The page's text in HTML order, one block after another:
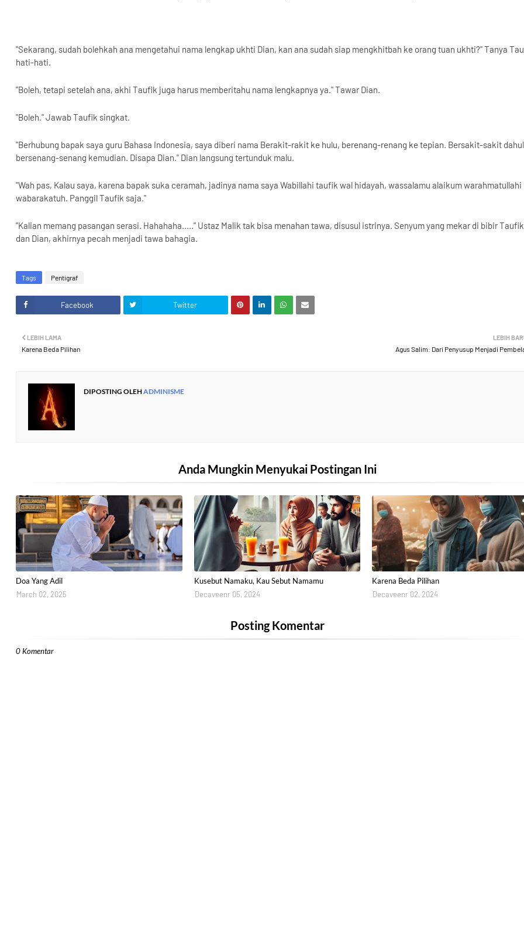
"Sekarang, sudah bolehkah ana mengetahui nama lengkap ukhti Dian, kan ana sudah siap mengkhitbah ke orang tuan ukhti?" Tanya
hati-hati.
"Boleh, tetapi setelah ana, akhi Taufik juga harus memberitahu nama lengkapnya ya." Tawar Dian.
"Boleh." Jawab Taufik singkat.
"Berhubung bapak saya guru Bahasa Indonesia, saya diberi nama Berakit-rakit ke hulu, berenang-renang ke tepian. Bersakit-sakit
bersenang-senang kemudian. Disapa Dian." Dian langsung tertunduk malu.
"Wah pas, Kalau saya, karena bapak suka ceramah, jadinya nama saya Wabillahi taufik wal hidayah, wassalamu alaikum warahmatullahi
wabarakatuh. Panggil Taufik saja."
"Kalian memang pasangan serasi. Hahahaha....." Ustaz Malik tak bisa menahan tawa, disusul istrinya. Senyum yang mekar di bibir Taufik
dan Dian, akhirnya pecah menjadi tawa bahagia.
Tags Pentigraf
Facebook Twitter
LEBIH
Agus Salim: Dari Penyusup Menjadi
LEBIH LAMA
Karena Beda Pilihan
DIPOSTING OLEHADMINISME
Anda Mungkin Menyukai Postingan Ini
Doa Yang Adil
March 02, 2025
Kusebut Namaku, Kau Sebut Namamu
Decaveenr 05, 2024
Karena Beda Pilihan
Decaveenr 02, 2024
Posting Komentar
0 Komentar